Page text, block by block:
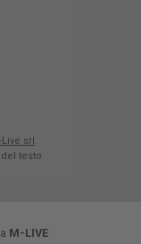
Live srl.
testo
M-LIVE